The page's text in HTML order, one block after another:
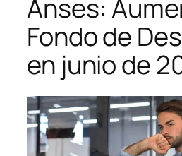
Anses:
Fondo de
en junio de